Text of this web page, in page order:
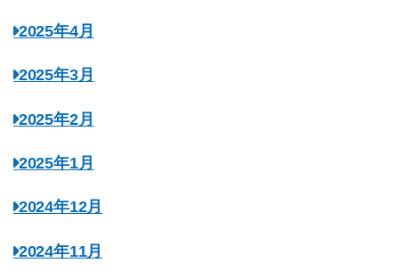
2025年4月
2025年3月
2025年2月
2025年1月
2024年12月
2024年11月